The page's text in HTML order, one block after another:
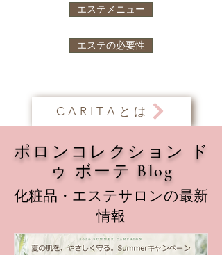
エステメニュー
エステの必要性
CARITAとは
ポロンコレクション ド
ゥ ボーテ Blog
​化粧品・エステサロンの最新
情報